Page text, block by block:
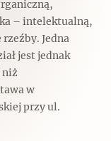
– intelektualną,
Jedna
jest jednak
niż
w
przy ul.